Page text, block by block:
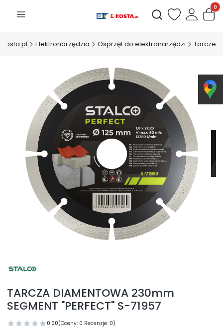
Otwórz wyszukiwarkę
Elektronarzędzia Osprzęt do elektronarzędzi Tarcze
TARCZA DIAMENTOWA 230mm
SEGMENT "PERFECT" S-71957
0.00(Oceny: 0 Recenzje: 0)